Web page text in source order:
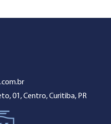
01, Centro, Curitiba, PR